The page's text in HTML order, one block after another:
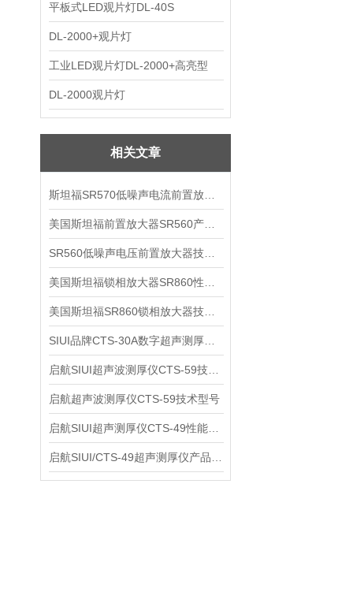
平板式LED观片灯DL-40S
DL-2000+观片灯
工业LED观片灯DL-2000+高亮型
DL-2000观片灯
相关文章
启航超声波测厚仪CTS-59技术型号